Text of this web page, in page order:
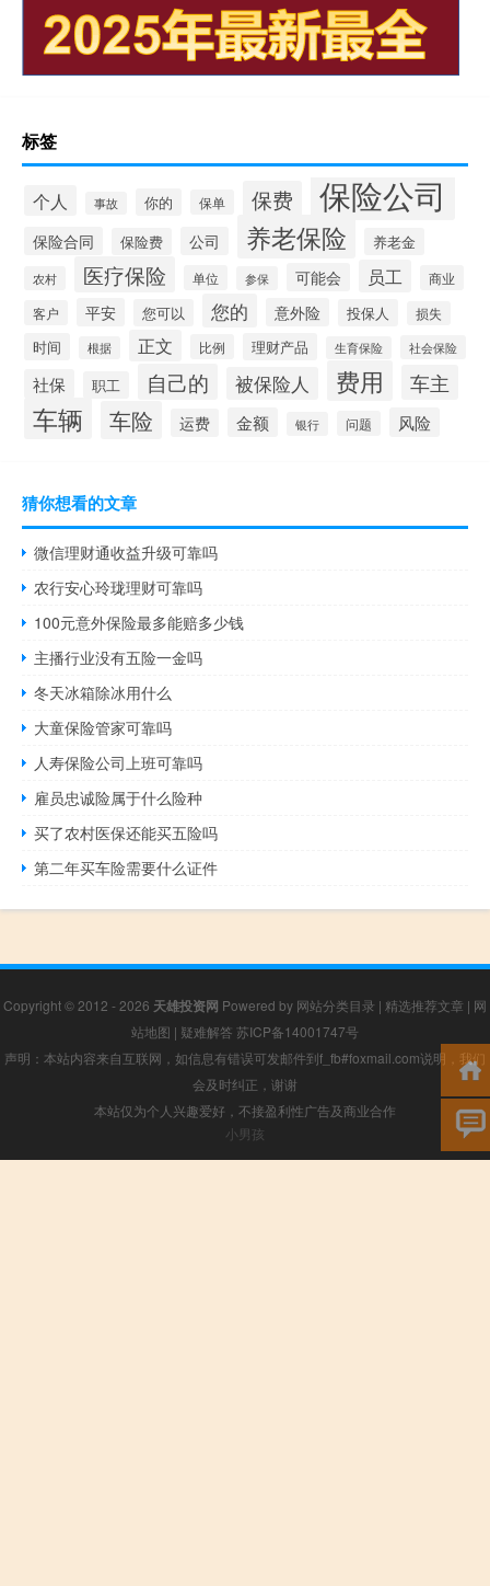
标签
个人 事故 你的 保单 保费 保险公司
保险合同 保险费 公司 养老保险 养老金
农村 医疗保险 单位 参保 可能会 员工
商业
客户
平安 您可以 您的 意外险 投保人 损失
时间 根据 正文 比例 理财产品 生育保险 社会保险
社保 职工 自己的 被保险人 费用 车主
车辆 车险 运费 金额 银行 问题 风险
猜你想看的文章
微信理财通收益升级可靠吗
农行安心玲珑理财可靠吗
100元意外保险最多能赔多少钱
主播行业没有五险一金吗
冬天冰箱除冰用什么
大童保险管家可靠吗
人寿保险公司上班可靠吗
雇员忠诚险属于什么险种
买了农村医保还能买五险吗
第二年买车险需要什么证件
Copyright © 2012 - 2026 天雄投资网 Powered by 网站分类目录 | 精选推荐文章 | 网
站地图 | 疑难解答 苏ICP备14001747号
声明：本站内容来自互联网，如信息有错误可发邮件到f_fb#foxmail.com说明，我们
会及时纠正，谢谢
本站仅为个人兴趣爱好，不接盈利性广告及商业合作
小男孩